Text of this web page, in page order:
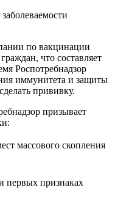
по вакцинации
что составляет
Роспотребнадзор
иммунитета и защиты
прививку.
призывает
массового скопления
первых признаках